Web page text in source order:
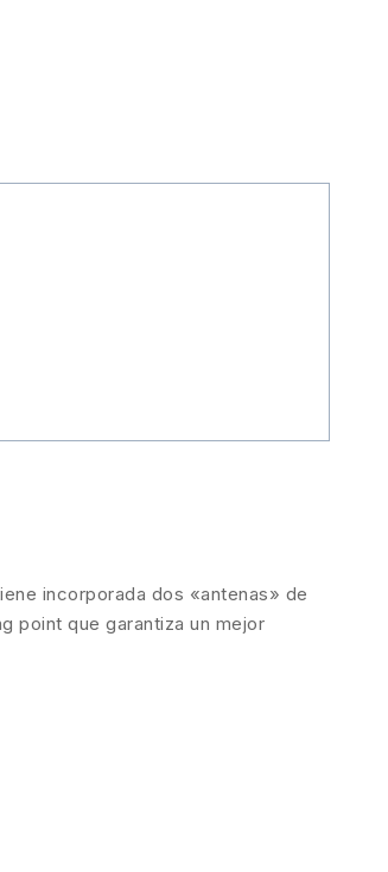
incorporada dos «antenas» de
point que garantiza un mejor